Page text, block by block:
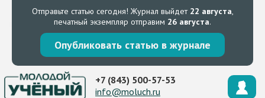
Отправьте статью сегодня! Журнал выйдет 22 августа,
печатный экземпляр отправим 26 августа.
Опубликовать статью в журнале
+7 (843) 500-57-53
info@moluch.ru